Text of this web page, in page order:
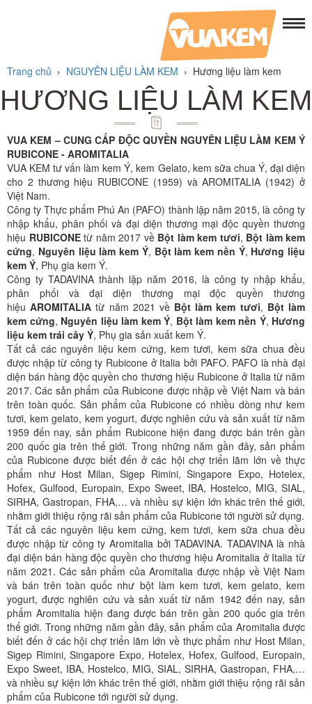
Trang chủ › NGUYÊN LIỆU LÀM KEM › Hương liệu làm kem
HƯƠNG LIỆU LÀM KEM
VUA KEM – CUNG CẤP ĐỘC QUYỀN NGUYÊN LIỆU LÀM KEM Ý
RUBICONE - AROMITALIA
VUA KEM tư vấn làm kem Ý, kem Gelato, kem sữa chua Ý, đại diện
cho 2 thương hiệu RUBICONE (1959) và AROMITALIA (1942) ở
Việt Nam.
Công ty Thực phẩm Phú An (PAFO) thành lập năm 2015, là công ty
nhập khẩu, phân phối và đại diện thương mại độc quyền thương
hiệu RUBICONEtừ năm 2017 về Bột làm kem tươi, Bột làm kem
cứng, Nguyên liệu làm kem Ý, Bột làm kem nền Ý, Hương liệu
kem Ý, Phụ gia kem Ý.
Công ty TADAVINA thành lập năm 2016, là công ty nhập khẩu,
phân phối và đại diện thương mại độc quyền thương
hiệuAROMITALIA từ năm 2021 về Bột làm kem tươi, Bột làm
kem cứng, Nguyên liệu làm kem Ý, Bột làm kem nền Ý, Hương
liệu kem trái cây Ý, Phụ gia sản xuất kem Ý.
Tất cả các nguyên liệu kem cứng, kem tươi, kem sữa chua đều
được nhập từ công ty Rubicone ở Italia bởi PAFO. PAFO là nhà đại
diện bán hàng độc quyền cho thương hiệu Rubicone ở Italia từ năm
2017. Các sản phẩm của Rubicone được nhập về Việt Nam và bán
trên toàn quốc. Sản phẩm của Rubicone có nhiều dòng như kem
tươi, kem gelato, kem yogurt, được nghiên cứu và sản xuất từ năm
1959 đến nay, sản phẩm Rubicone hiện đang được bán trên gần
200 quốc gia trên thế giới. Trong những năm gần đây, sản phẩm
của Rubicone được biết đến ở các hội chợ triển lãm lớn về thực
phẩm như Host Milan, Sigep Rimini, Singapore Expo, Hotelex,
Hofex, Gulfood, Europain, Expo Sweet, IBA, Hostelco, MIG, SIAL,
SIRHA, Gastropan, FHA,… và nhiều sự kiện lớn khác trên thế giới,
nhằm giới thiệu rộng rãi sản phẩm của Rubicone tới người sử dụng.
Tất cả các nguyên liệu kem cứng, kem tươi, kem sữa chua đều
được nhập từ công ty Aromitalia bởi TADAVINA. TADAVINA là nhà
đại diện bán hàng độc quyền cho thương hiệu Aromitalia ở Italia từ
năm 2021. Các sản phẩm của Aromitalia được nhập về Việt Nam
và bán trên toàn quốc như bột làm kem tươi, kem gelato, kem
yogurt, được nghiên cứu và sản xuất từ năm 1942 đến nay, sản
phẩm Aromitalia hiện đang được bán trên gần 200 quốc gia trên
thế giới. Trong những năm gần đây, sản phẩm của Aromitalia được
biết đến ở các hội chợ triển lãm lớn về thực phẩm như Host Milan,
Sigep Rimini, Singapore Expo, Hotelex, Hofex, Gulfood, Europain,
Expo Sweet, IBA, Hostelco, MIG, SIAL, SIRHA, Gastropan, FHA,…
và nhiều sự kiện lớn khác trên thế giới, nhằm giới thiệu rộng rãi sản
phẩm của Rubicone tới người sử dụng.